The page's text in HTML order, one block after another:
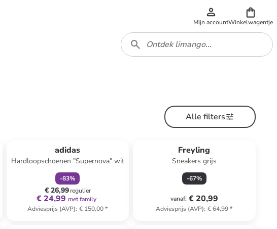
Mijn accountWinkelwagentje
Alle filters
adidas
Hardloopschoenen "Supernova" wit
-83%
€ 26,99regulier
€ 24,99 met family
Adviesprijs (AVP): € 150,00*
Freyling
Sneakers grijs
-67%
vanaf: € 20,99
Adviesprijs (AVP): € 64,99*